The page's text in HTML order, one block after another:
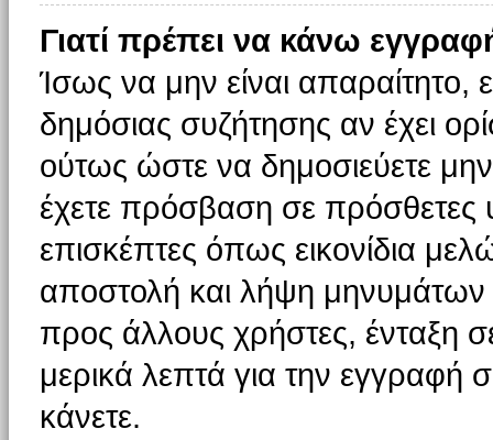
Γιατί πρέπει να κάνω
Ίσως να μην είναι απαραίτητο,
δημόσιας συζήτησης αν έχει
ούτως ώστε να δημοσιεύετε
έχετε πρόσβαση σε πρόσθετες
επισκέπτες όπως εικονίδια
αποστολή και λήψη μηνυμάτων
προς άλλους χρήστες, ένταξη
μερικά λεπτά για την
κάνετε.